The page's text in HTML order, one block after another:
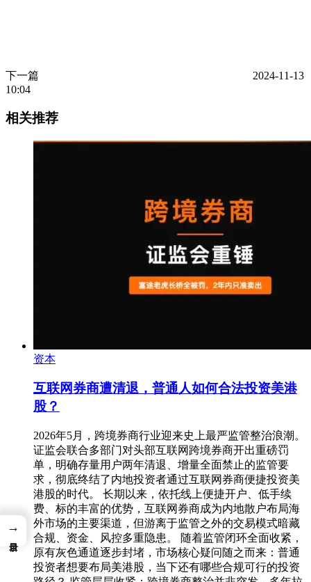
下一篇
2024-11-13
10:04
相关推荐
资本
互联网券商遭清退，普通人如何合法投资美港
股？
2026年5月，跨境券商行业迎来史上最严监管整治浪潮。
证监会联合多部门对头部互联网跨境券商开出重磅罚
单，明确存量用户两年清退、增量全面禁止的监管要
求，彻底终结了内地投资者通过互联网券商便捷投资美
港股的时代。 长期以来，依托线上便捷开户、低手续
费、标的丰富的优势，互联网券商成为内地散户布局海
外市场的主要渠道，但游离于监管之外的交易模式暗藏
合规、资金、风控多重隐患。 随着监管闭环全面收紧，
原有灰色通道逐步封堵，市场核心疑问随之而来：普通
投资者想要布局美港股，当下还有哪些合规可行的投资
→